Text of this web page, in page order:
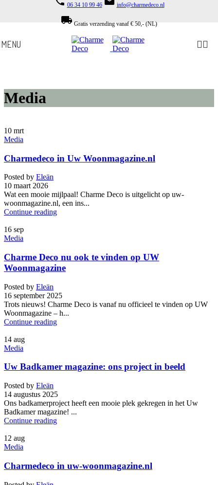
Skip to navigationSkip to main content
06 34 10 99 46 info@charmedeco.nl
local_shipping Gratis verzending vanaf € 50,- (NL)
MENU
Media
10 mrt
Media
Charmedeco in Uw Woonmagazine.nl
Posted by Eleän
10 maart 2026
Wat een mooie mijlpaal! Charme Deco is uitgelicht op uw-
woonmagazine.nl, een ins...
Continue reading
16 sep
Media
Charme Deco nu ook te vinden op UW
Woonmagazine
Posted by Eleän
16 september 2025
Trots nieuws! Charme Deco is vanaf nu officieel te vinden op UW
Woonmagazine – h...
Continue reading
14 aug
Media
Uw Badkamer magazine: ons project in beeld
Posted by Eleän
14 augustus 2025
Ons badkamerproject heeft een mooie plek gekregen in het Uw
Badkamer magazine! ...
Continue reading
12 aug
Media
Charmedeco in uw-woonmagazine.nl